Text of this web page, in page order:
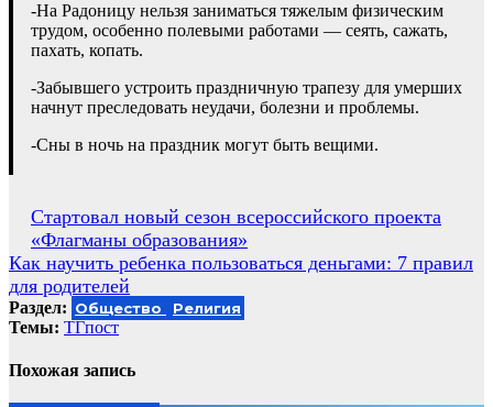
-На Радоницу нельзя заниматься тяжелым физическим
трудом, особенно полевыми работами — сеять, сажать,
пахать, копать.
-Забывшего устроить праздничную трапезу для умерших
начнут преследовать неудачи, болезни и проблемы.
-Сны в ночь на праздник могут быть вещими.
Навигация
по
записям
Стартовал новый сезон всероссийского проекта
«Флагманы образования»
Как научить ребенка пользоваться деньгами: 7 правил
для родителей
Раздел: Общество Религия
Темы: ТГпост
Похожая запись